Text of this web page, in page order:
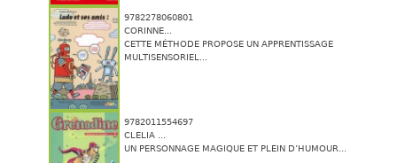
9782278060801
CORINNE...
CETTE MÉTHODE PROPOSE UN APPRENTISSAGE
MULTISENSORIEL...
9782011554697
CLELIA ...
UN PERSONNAGE MAGIQUE ET PLEIN D’HUMOUR...